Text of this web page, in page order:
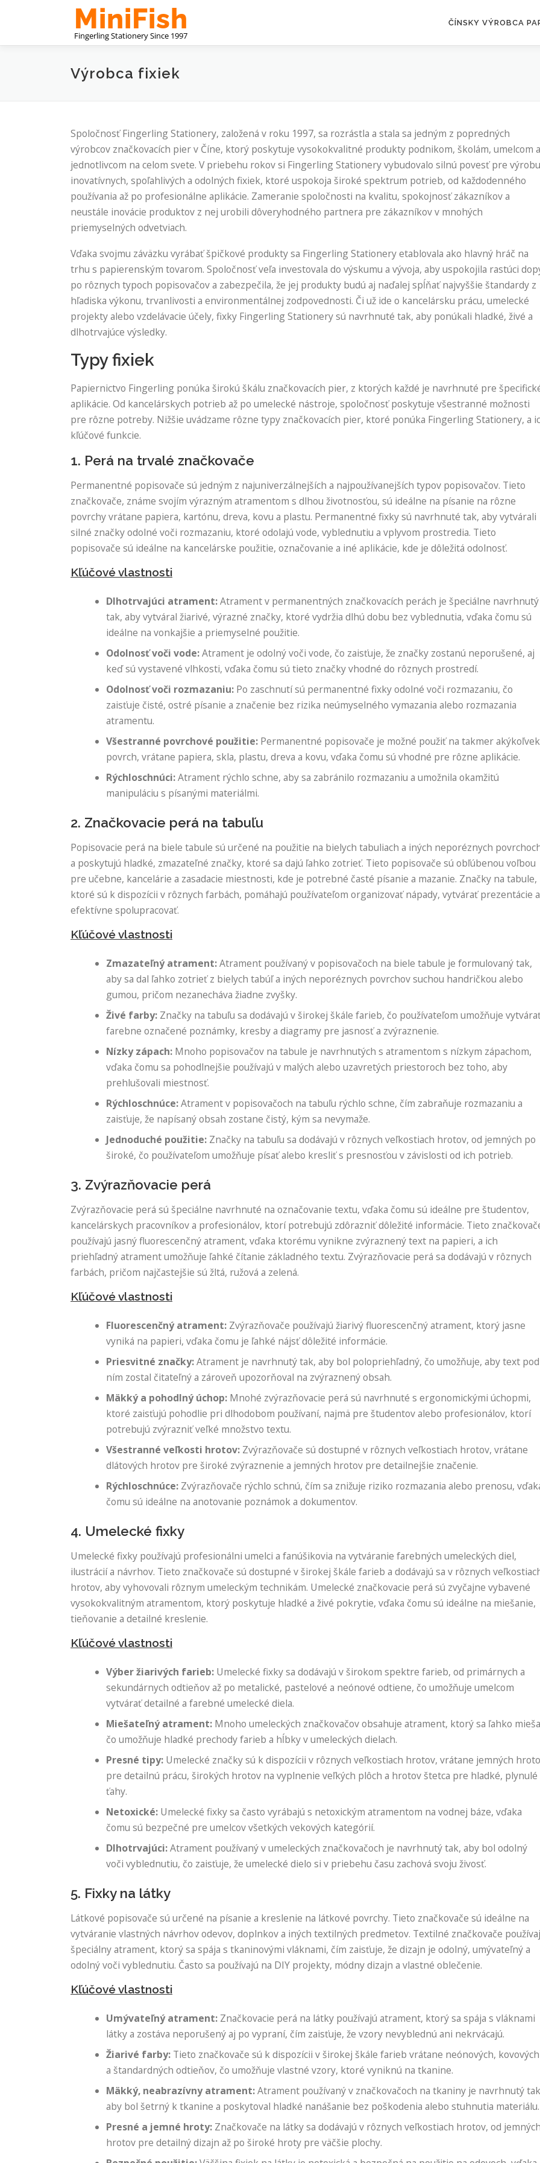
ČÍNSKY VÝROBCA
Výrobca fixiek
Spoločnosť Fingerling Stationery, založená v roku 1997, sa rozrástla a stala sa jedným z popredných
výrobcov značkovacích pier v Číne, ktorý poskytuje vysokokvalitné produkty podnikom, školám, umelcom a
jednotlivcom na celom svete. V priebehu rokov si Fingerling Stationery vybudovalo silnú povesť pre výrobu
inovatívnych, spoľahlivých a odolných fixiek, ktoré uspokoja široké spektrum potrieb, od každodenného
používania až po profesionálne aplikácie. Zameranie spoločnosti na kvalitu, spokojnosť zákazníkov a
neustále inovácie produktov z nej urobili dôveryhodného partnera pre zákazníkov v mnohých
priemyselných odvetviach.
Vďaka svojmu záväzku vyrábať špičkové produkty sa Fingerling Stationery etablovala ako hlavný hráč na
trhu s papierenským tovarom. Spoločnosť veľa investovala do výskumu a vývoja, aby uspokojila rastúci
po rôznych typoch popisovačov a zabezpečila, že jej produkty budú aj naďalej spĺňať najvyššie štandardy z
hľadiska výkonu, trvanlivosti a environmentálnej zodpovednosti. Či už ide o kancelársku prácu, umelecké
projekty alebo vzdelávacie účely, fixky Fingerling Stationery sú navrhnuté tak, aby ponúkali hladké, živé a
dlhotrvajúce výsledky.
Typy fixiek
Papiernictvo Fingerling ponúka širokú škálu značkovacích pier, z ktorých každé je navrhnuté pre
aplikácie. Od kancelárskych potrieb až po umelecké nástroje, spoločnosť poskytuje všestranné možnosti
pre rôzne potreby. Nižšie uvádzame rôzne typy značkovacích pier, ktoré ponúka Fingerling Stationery, a
kľúčové funkcie.
1. Perá na trvalé značkovače
Permanentné popisovače sú jedným z najuniverzálnejších a najpoužívanejších typov popisovačov. Tieto
značkovače, známe svojím výrazným atramentom s dlhou životnosťou, sú ideálne na písanie na rôzne
povrchy vrátane papiera, kartónu, dreva, kovu a plastu. Permanentné fixky sú navrhnuté tak, aby vytvárali
silné značky odolné voči rozmazaniu, ktoré odolajú vode, vyblednutiu a vplyvom prostredia. Tieto
popisovače sú ideálne na kancelárske použitie, označovanie a iné aplikácie, kde je dôležitá odolnosť.
Kľúčové vlastnosti
Dlhotrvajúci atrament:Atrament v permanentných značkovacích perách je špeciálne navrhnutý
tak, aby vytváral žiarivé, výrazné značky, ktoré vydržia dlhú dobu bez vyblednutia, vďaka čomu sú
ideálne na vonkajšie a priemyselné použitie.
Odolnosť voči vode:Atrament je odolný voči vode, čo zaisťuje, že značky zostanú neporušené, aj
keď sú vystavené vlhkosti, vďaka čomu sú tieto značky vhodné do rôznych prostredí.
Odolnosť voči rozmazaniu: Po zaschnutí sú permanentné fixky odolné voči rozmazaniu, čo
zaisťuje čisté, ostré písanie a značenie bez rizika neúmyselného vymazania alebo rozmazania
atramentu.
Všestranné povrchové použitie: Permanentné popisovače je možné použiť na takmer akýkoľvek
povrch, vrátane papiera, skla, plastu, dreva a kovu, vďaka čomu sú vhodné pre rôzne aplikácie.
Rýchloschnúci:Atrament rýchlo schne, aby sa zabránilo rozmazaniu a umožnila okamžitú
manipuláciu s písanými materiálmi.
2. Značkovacie perá na tabuľu
Popisovacie perá na biele tabule sú určené na použitie na bielych tabuliach a iných neporéznych
a poskytujú hladké, zmazateľné značky, ktoré sa dajú ľahko zotrieť. Tieto popisovače sú obľúbenou voľbou
pre učebne, kancelárie a zasadacie miestnosti, kde je potrebné časté písanie a mazanie. Značky na tabule,
ktoré sú k dispozícii v rôznych farbách, pomáhajú používateľom organizovať nápady, vytvárať prezentácie a
efektívne spolupracovať.
Kľúčové vlastnosti
Zmazateľný atrament:Atrament používaný v popisovačoch na biele tabule je formulovaný tak,
aby sa dal ľahko zotrieť z bielych tabúľ a iných neporéznych povrchov suchou handričkou alebo
gumou, pričom nezanecháva žiadne zvyšky.
Živé farby: Značky na tabuľu sa dodávajú v širokej škále farieb, čo používateľom umožňuje
farebne označené poznámky, kresby a diagramy pre jasnosť a zvýraznenie.
Nízky zápach: Mnoho popisovačov na tabule je navrhnutých s atramentom s nízkym zápachom,
vďaka čomu sa pohodlnejšie používajú v malých alebo uzavretých priestoroch bez toho, aby
prehlušovali miestnosť.
Rýchloschnúce:Atrament v popisovačoch na tabuľu rýchlo schne, čím zabraňuje rozmazaniu a
zaisťuje, že napísaný obsah zostane čistý, kým sa nevymaže.
Jednoduché použitie: Značky na tabuľu sa dodávajú v rôznych veľkostiach hrotov, od jemných po
široké, čo používateľom umožňuje písať alebo kresliť s presnosťou v závislosti od ich potrieb.
3. Zvýrazňovacie perá
Zvýrazňovacie perá sú špeciálne navrhnuté na označovanie textu, vďaka čomu sú ideálne pre študentov,
kancelárskych pracovníkov a profesionálov, ktorí potrebujú zdôrazniť dôležité informácie. Tieto
používajú jasný fluorescenčný atrament, vďaka ktorému vynikne zvýraznený text na papieri, a ich
priehľadný atrament umožňuje ľahké čítanie základného textu. Zvýrazňovacie perá sa dodávajú v rôznych
farbách, pričom najčastejšie sú žltá, ružová a zelená.
Kľúčové vlastnosti
Fluorescenčný atrament: Zvýrazňovače používajú žiarivý fluorescenčný atrament, ktorý jasne
vyniká na papieri, vďaka čomu je ľahké nájsť dôležité informácie.
Priesvitné značky:Atrament je navrhnutý tak, aby bol polopriehľadný, čo umožňuje, aby text pod
ním zostal čitateľný a zároveň upozorňoval na zvýraznený obsah.
Mäkký a pohodlný úchop: Mnohé zvýrazňovacie perá sú navrhnuté s ergonomickými úchopmi,
ktoré zaisťujú pohodlie pri dlhodobom používaní, najmä pre študentov alebo profesionálov, ktorí
potrebujú zvýrazniť veľké množstvo textu.
Všestranné veľkosti hrotov: Zvýrazňovače sú dostupné v rôznych veľkostiach hrotov, vrátane
dlátových hrotov pre široké zvýraznenie a jemných hrotov pre detailnejšie značenie.
Rýchloschnúce: Zvýrazňovače rýchlo schnú, čím sa znižuje riziko rozmazania alebo prenosu,
čomu sú ideálne na anotovanie poznámok a dokumentov.
4. Umelecké fixky
Umelecké fixky používajú profesionálni umelci a fanúšikovia na vytváranie farebných umeleckých diel,
ilustrácií a návrhov. Tieto značkovače sú dostupné v širokej škále farieb a dodávajú sa v rôznych
hrotov, aby vyhovovali rôznym umeleckým technikám. Umelecké značkovacie perá sú zvyčajne vybavené
vysokokvalitným atramentom, ktorý poskytuje hladké a živé pokrytie, vďaka čomu sú ideálne na miešanie,
tieňovanie a detailné kreslenie.
Kľúčové vlastnosti
Výber žiarivých farieb: Umelecké fixky sa dodávajú v širokom spektre farieb, od primárnych a
sekundárnych odtieňov až po metalické, pastelové a neónové odtiene, čo umožňuje umelcom
vytvárať detailné a farebné umelecké diela.
Miešateľný atrament: Mnoho umeleckých značkovačov obsahuje atrament, ktorý sa ľahko
čo umožňuje hladké prechody farieb a hĺbky v umeleckých dielach.
Presné tipy: Umelecké značky sú k dispozícii v rôznych veľkostiach hrotov, vrátane jemných
pre detailnú prácu, širokých hrotov na vyplnenie veľkých plôch a hrotov štetca pre hladké, plynulé
ťahy.
Netoxické: Umelecké fixky sa často vyrábajú s netoxickým atramentom na vodnej báze, vďaka
čomu sú bezpečné pre umelcov všetkých vekových kategórií.
Dlhotrvajúci:Atrament používaný v umeleckých značkovačoch je navrhnutý tak, aby bol odolný
voči vyblednutiu, čo zaisťuje, že umelecké dielo si v priebehu času zachová svoju živosť.
5. Fixky na látky
Látkové popisovače sú určené na písanie a kreslenie na látkové povrchy. Tieto značkovače sú ideálne na
vytváranie vlastných návrhov odevov, doplnkov a iných textilných predmetov. Textilné značkovače
špeciálny atrament, ktorý sa spája s tkaninovými vláknami, čím zaisťuje, že dizajn je odolný, umývateľný a
odolný voči vyblednutiu. Často sa používajú na DIY projekty, módny dizajn a vlastné oblečenie.
Kľúčové vlastnosti
Umývateľný atrament: Značkovacie perá na látky používajú atrament, ktorý sa spája s vláknami
látky a zostáva neporušený aj po vypraní, čím zaisťuje, že vzory nevyblednú ani nekrvácajú.
Žiarivé farby: Tieto značkovače sú k dispozícii v širokej škále farieb vrátane neónových, kovových
a štandardných odtieňov, čo umožňuje vlastné vzory, ktoré vyniknú na tkanine.
Mäkký, neabrazívny atrament:Atrament používaný v značkovačoch na tkaniny je navrhnutý
aby bol šetrný k tkanine a poskytoval hladké nanášanie bez poškodenia alebo stuhnutia materiálu.
Presné a jemné hroty: Značkovače na látky sa dodávajú v rôznych veľkostiach hrotov, od
hrotov pre detailný dizajn až po široké hroty pre väčšie plochy.